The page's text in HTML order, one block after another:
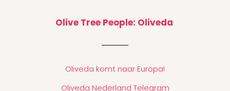
Olive Tree People: Oliveda
Oliveda komt naar Europa!
Oliveda Nederland Telegram